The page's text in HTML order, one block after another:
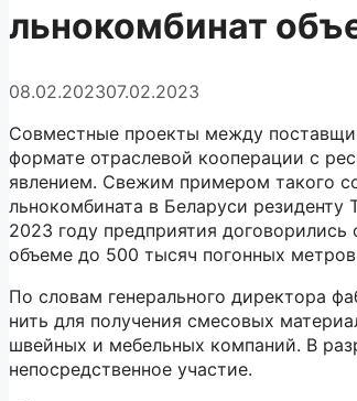
льнокомбинат
08.02.202307.02.2023
Совместные проекты между
формате отраслевой кооперации с
явлением. Свежим примером такого
льнокомбината в Беларуси
2023 году предприятия договорились
объеме до 500 тысяч погонных
По словам генерального директора
нить для получения смесовых
швейных и мебельных компаний. В
непосредственное участие.